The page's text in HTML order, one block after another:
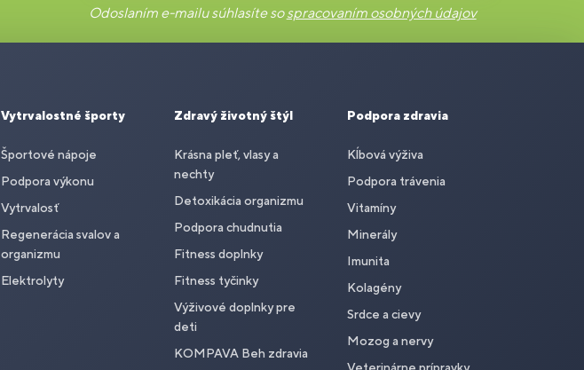
Odoslaním e-mailu súhlasíte sospracovaním osobných údajov
Vytrvalostné športy
Športové nápoje
Podpora výkonu
Vytrvalosť
Regenerácia svalov a
organizmu
Elektrolyty
Zdravý životný štýl
Krásna pleť, vlasy a
nechty
Detoxikácia organizmu
Podpora chudnutia
Fitness doplnky
Fitness tyčinky
Výživové doplnky pre
deti
KOMPAVA Beh zdravia
Podpora zdravia
Kĺbová výživa
Podpora trávenia
Vitamíny
Minerály
Imunita
Kolagény
Srdce a cievy
Mozog a nervy